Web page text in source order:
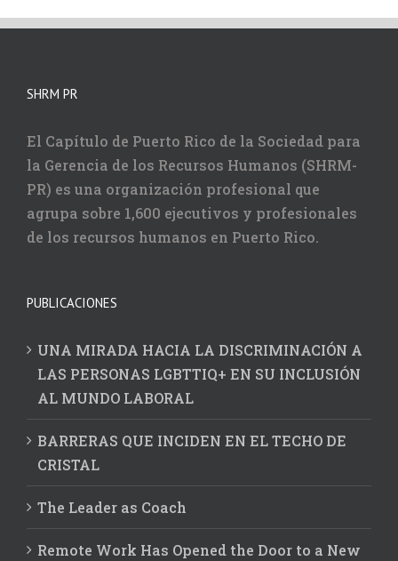
SHRM PR
El Capítulo de Puerto Rico de la Sociedad para
la Gerencia de los Recursos Humanos (SHRM-
PR) es una organización profesional que
agrupa sobre 1,600 ejecutivos y profesionales
de los recursos humanos en Puerto Rico.
PUBLICACIONES
UNA MIRADA HACIA LA DISCRIMINACIÓN A
LAS PERSONAS LGBTTIQ+ EN SU INCLUSIÓN
AL MUNDO LABORAL
BARRERAS QUE INCIDEN EN EL TECHO DE
CRISTAL
The Leader as Coach
Remote Work Has Opened the Door to a New